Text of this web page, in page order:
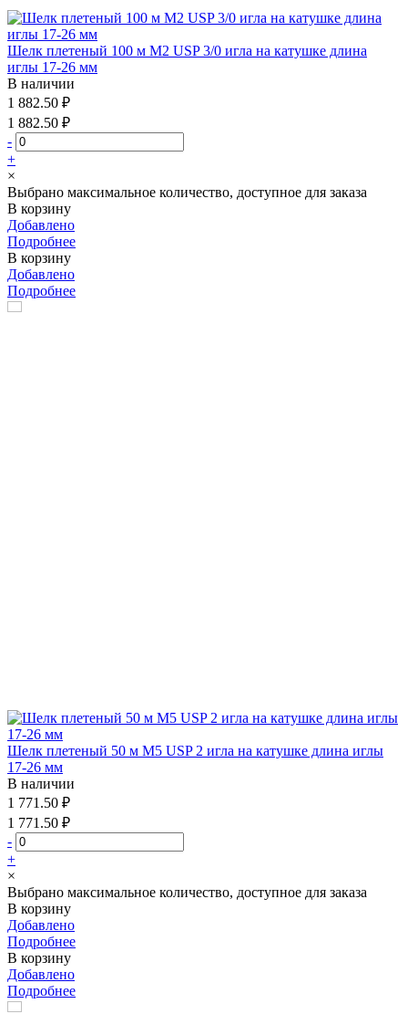
Шелк плетеный 100 м М2 USP 3/0 игла на катушке длина
иглы 17-26 мм
В наличии
1 882.50 ₽
1 882.50 ₽
-
+
×
Выбрано максимальное количество, доступное для заказа
В корзину
Добавлено
Подробнее
В корзину
Добавлено
Подробнее
Шелк плетеный 50 м М5 USP 2 игла на катушке длина иглы
17-26 мм
В наличии
1 771.50 ₽
1 771.50 ₽
-
+
×
Выбрано максимальное количество, доступное для заказа
В корзину
Добавлено
Подробнее
В корзину
Добавлено
Подробнее